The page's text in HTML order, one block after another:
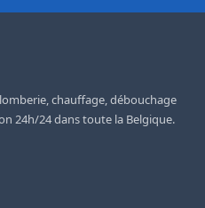
chauffage, débouchage
24h/24 dans toute la Belgique.